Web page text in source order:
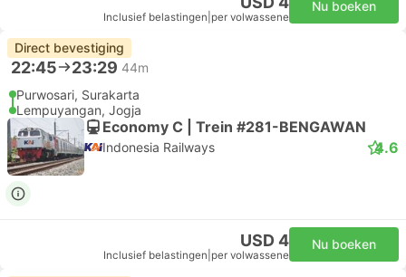
Inclusief belastingen per volwassene
Nu boeken
Direct bevestiging
22:45 23:29 44m
Purwosari, Surakarta
Lempuyangan, Jogja
Economy C | Trein #281-BENGAWAN
Indonesia Railways 4.6
USD 4
Inclusief belastingen per volwassene
Nu boeken